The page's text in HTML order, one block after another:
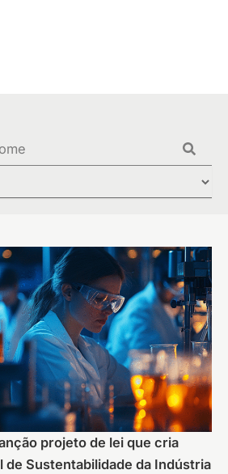
projeto de lei que cria
de Sustentabilidade da Indústria